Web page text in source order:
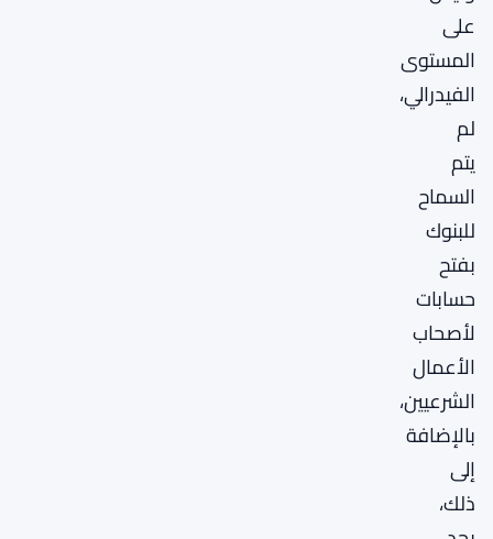
على
المستوى
الفيدرالي،
لم
يتم
السماح
للبنوك
بفتح
حسابات
لأصحاب
الأعمال
الشرعيين،
بالإضافة
إلى
ذلك،